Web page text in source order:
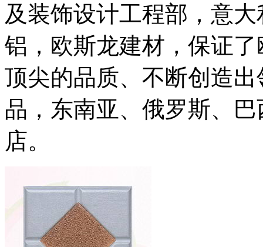
及装饰设计工程部，意
铝，欧斯龙建材，保证
顶尖的品质、不断创造
品，东南亚、俄罗斯、
店。